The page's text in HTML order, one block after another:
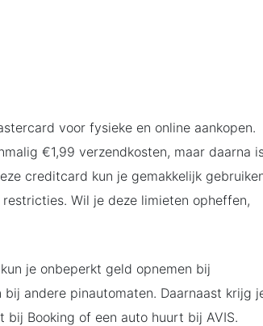
voor fysieke en online aankopen.
€1,99 verzendkosten, maar daarna
creditcard kun je gemakkelijk
Wil je deze limieten opheffen,
je onbeperkt geld opnemen bij
andere pinautomaten. Daarnaast krijg
Booking of een auto huurt bij AVIS.